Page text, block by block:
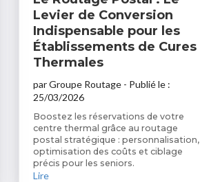
Levier de Conversion
Indispensable pour les
Établissements de Cures
Thermales
parGroupe Routage- Publié le :
25/03/2026
Boostez les réservations de votre
centre thermal grâce au routage
postal stratégique : personnalisation,
optimisation des coûts et ciblage
précis pour les seniors.
Lire